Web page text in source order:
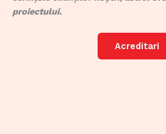
proiectului.
Acreditari